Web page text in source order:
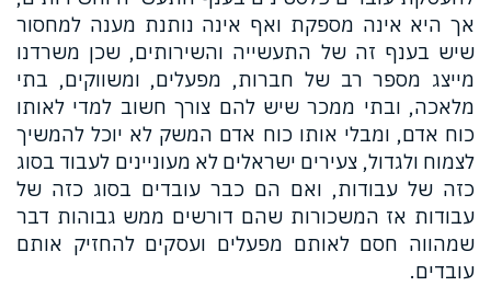
אך היא אינה מספקת ואף אינה נותנת מענה למחסור
שיש בענף זה של התעשייה והשירותים, שכן משרדנו
מייצג מספר רב של חברות, מפעלים, ומשווקים, בתי
מלאכה, ובתי ממכר שיש להם צורך חשוב למדי לאותו
כוח אדם, ומבלי אותו כוח אדם המשק לא יוכל להמשיך
לצמוח ולגדול, צעירים ישראלים לא מעוניינים לעבוד בסוג
כזה של עבודות, ואם הם כבר עובדים בסוג כזה של
עבודות אז המשכורות שהם דורשים ממש גבוהות דבר
שמהווה חסם לאותם מפעלים ועסקים להחזיק אותם
עובדים.